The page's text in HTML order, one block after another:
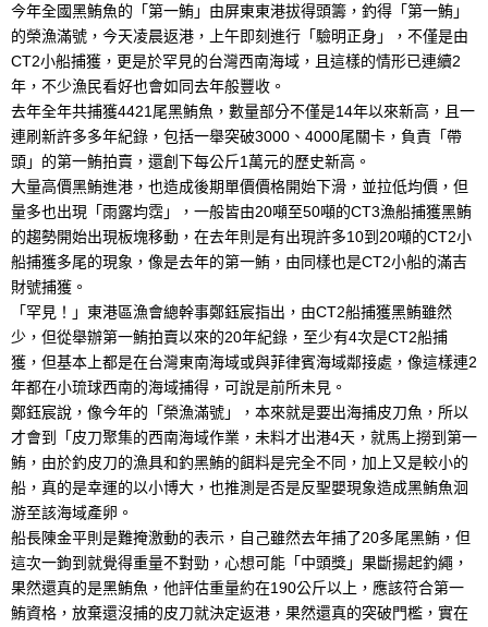
今年全國黑鮪魚的「第一鮪」由屏東東港拔得頭籌，釣得「第一鮪」
的榮漁滿號，今天凌晨返港，上午即刻進行「驗明正身」，不僅是由
CT2小船捕獲，更是於罕見的台灣西南海域，且這樣的情形已連續2
年，不少漁民看好也會如同去年般豐收。
去年全年共捕獲4421尾黑鮪魚，數量部分不僅是14年以來新高，且一
連刷新許多多年紀錄，包括一舉突破3000、4000尾關卡，負責「帶
頭」的第一鮪拍賣，還創下每公斤1萬元的歷史新高。
大量高價黑鮪進港，也造成後期單價價格開始下滑，並拉低均價，但
量多也出現「雨露均霑」，一般皆由20噸至50噸的CT3漁船捕獲黑鮪
的趨勢開始出現板塊移動，在去年則是有出現許多10到20噸的CT2小
船捕獲多尾的現象，像是去年的第一鮪，由同樣也是CT2小船的滿吉
財號捕獲。
「罕見！」東港區漁會總幹事鄭鈺宸指出，由CT2船捕獲黑鮪雖然
少，但從舉辦第一鮪拍賣以來的20年紀錄，至少有4次是CT2船捕
獲，但基本上都是在台灣東南海域或與菲律賓海域鄰接處，像這樣連2
年都在小琉球西南的海域捕得，可說是前所未見。
鄭鈺宸說，像今年的「榮漁滿號」，本來就是要出海捕皮刀魚，所以
才會到「皮刀聚集的西南海域作業，未料才出港4天，就馬上撈到第一
鮪，由於釣皮刀的漁具和釣黑鮪的餌料是完全不同，加上又是較小的
船，真的是幸運的以小博大，也推測是否是反聖嬰現象造成黑鮪魚洄
游至該海域產卵。
船長陳金平則是難掩激動的表示，自己雖然去年捕了20多尾黑鮪，但
這次一鉤到就覺得重量不對勁，心想可能「中頭獎」果斷揚起釣繩，
果然還真的是黑鮪魚，他評估重量約在190公斤以上，應該符合第一
鮪資格，放棄還沒捕的皮刀就決定返港，果然還真的突破門檻，實在